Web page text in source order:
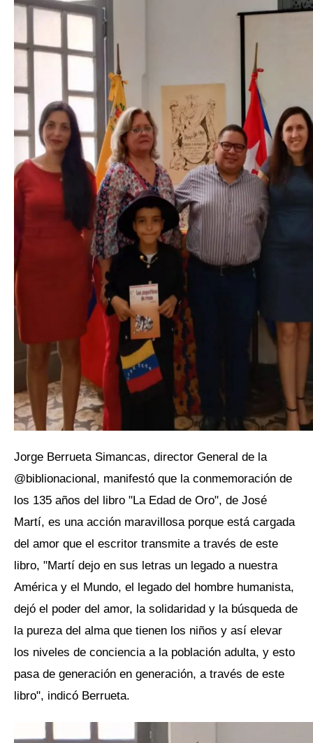
Jorge Berrueta Simancas, director General de la
@biblionacional, manifestó que la conmemoración de
los 135 años del libro "La Edad de Oro", de José
Martí, es una acción maravillosa porque está cargada
del amor que el escritor transmite a través de este
libro, "Martí dejo en sus letras un legado a nuestra
América y el Mundo, el legado del hombre humanista,
dejó el poder del amor, la solidaridad y la búsqueda de
la pureza del alma que tienen los niños y así elevar
los niveles de conciencia a la población adulta, y esto
pasa de generación en generación, a través de este
libro", indicó Berrueta.